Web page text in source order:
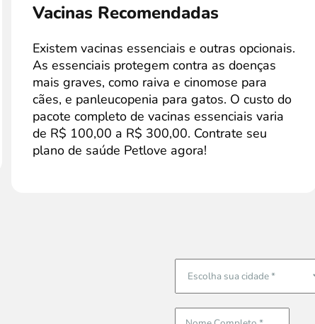
Vacinas Recomendadas
Existem vacinas essenciais e outras opcionais.
As essenciais protegem contra as doenças
mais graves, como raiva e cinomose para
cães, e panleucopenia para gatos. O custo do
pacote completo de vacinas essenciais varia
de R$ 100,00 a R$ 300,00. Contrate seu
plano de saúde Petlove agora!